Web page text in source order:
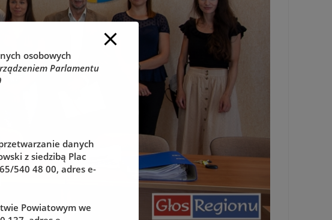
osobowych
Parlamentu
danych
z siedzibą Plac
540 48 00, adres e-
Powiatowym we